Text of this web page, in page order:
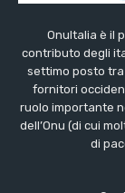
OnuItalia è il
contributo degli
settimo posto tra
fornitori
ruolo importante
dell’Onu (di cui
di